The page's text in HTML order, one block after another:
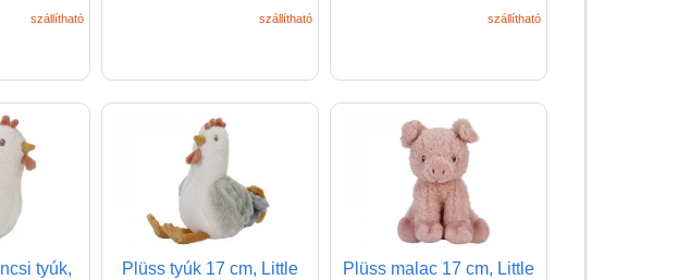
szállítható szállítható szállítható
tyúk,
Plüss tyúk 17 cm, Little
Plüss malac 17 cm, Little
Mozgásfejlesztő játékok
Pelenkázó táska
Pötyi játék babáknak
Tejfog tartó
Toronyépítő kocka
Tüske építőjáték
babáknak